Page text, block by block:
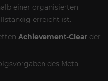
einer organisierten
erreicht ist.
Achievement-Clear der
des Meta-